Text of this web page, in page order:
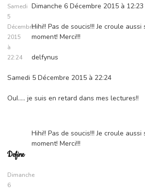
Samedi
5
Décembre
2015
à
22:24
Dimanche 6 Décembre 2015 à 12:23
Hihi!! Pas de soucis!!! Je croule
moment! Merci!!!
delfynus
Samedi 5 Décembre 2015 à 22:24
OuI….. je suis en retard dans mes lectures!!
Define
Dimanche
6
Hihi!! Pas de soucis!!! Je croule
moment! Merci!!!